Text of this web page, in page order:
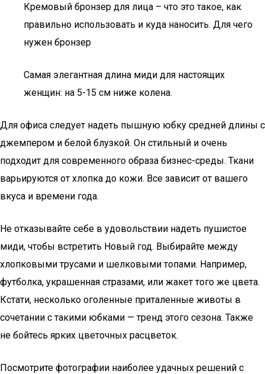
Кремовый бронзер для лица – что это такое, как
правильно использовать и куда наносить. Для чего
нужен бронзер
Самая элегантная длина миди для настоящих
женщин: на 5-15 см ниже колена.
Для офиса следует надеть пышную юбку средней длины с
джемпером и белой блузкой. Он стильный и очень
подходит для современного образа бизнес-среды. Ткани
варьируются от хлопка до кожи. Все зависит от вашего
вкуса и времени года.
Не отказывайте себе в удовольствии надеть пушистое
миди, чтобы встретить Новый год. Выбирайте между
хлопковыми трусами и шелковыми топами. Например,
футболка, украшенная стразами, или жакет того же цвета.
Кстати, несколько оголенные приталенные животы в
сочетании с такими юбками — тренд этого сезона. Также
не бойтесь ярких цветочных расцветок.
Посмотрите фотографии наиболее удачных решений с